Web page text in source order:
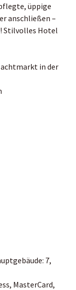
üppige
anschließen –
Stilvolles Hotel
in der
7,
MasterCard,